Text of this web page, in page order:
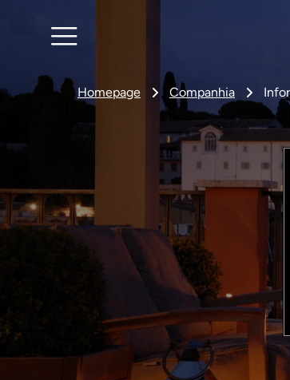
Homepage Companhia